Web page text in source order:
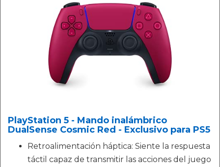
PlayStation 5 - Mando inalámbrico
DualSense Cosmic Red - Exclusivo para PS5
Retroalimentación háptica: Siente la respuesta
táctil capaz de transmitir las acciones del juego